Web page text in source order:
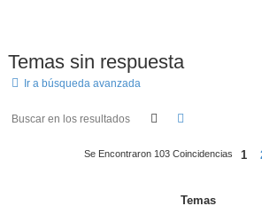
Temas sin respuesta
Ir a búsqueda avanzada
Buscar
Se Encontraron 103 Coincidencias 1
Temas